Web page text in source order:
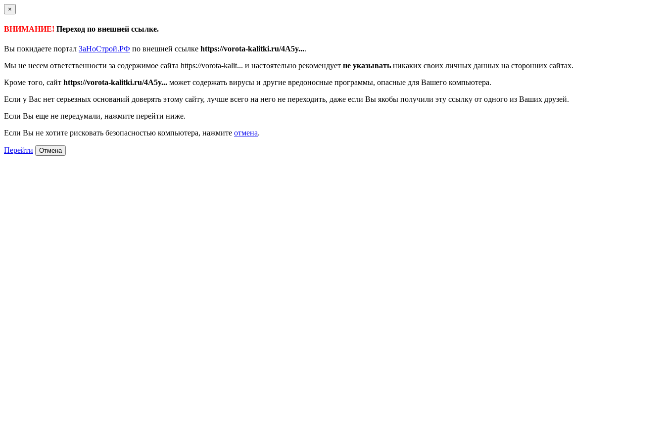
×
ВНИМАНИЕ! Переход по внешней ссылке.
Вы покидаете портал ЗаНоСтрой.РФ по внешней ссылке https://vorota-kalitki.ru/4A5y....
Мы не несем ответственности за содержимое сайта https://vorota-kalit... и настоятельно рекомендует не указывать никаких своих личных данных на сторонних сайтах.
Кроме того, сайт https://vorota-kalitki.ru/4A5y... может содержать вирусы и другие вредоносные программы, опасные для Вашего компьютера.
Если у Вас нет серьезных оснований доверять этому сайту, лучше всего на него не переходить, даже если Вы якобы получили эту ссылку от одного из Ваших друзей.
Если Вы еще не передумали, нажмите перейти ниже.
Если Вы не хотите рисковать безопасностью компьютера, нажмите отмена.
Перейти Отмена